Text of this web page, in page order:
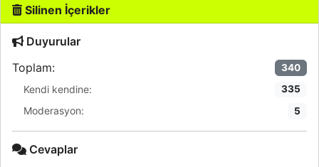
Silinen İçerikler
Duyurular
Toplam:
340
Kendi kendine: 335
Moderasyon: 5
Cevaplar